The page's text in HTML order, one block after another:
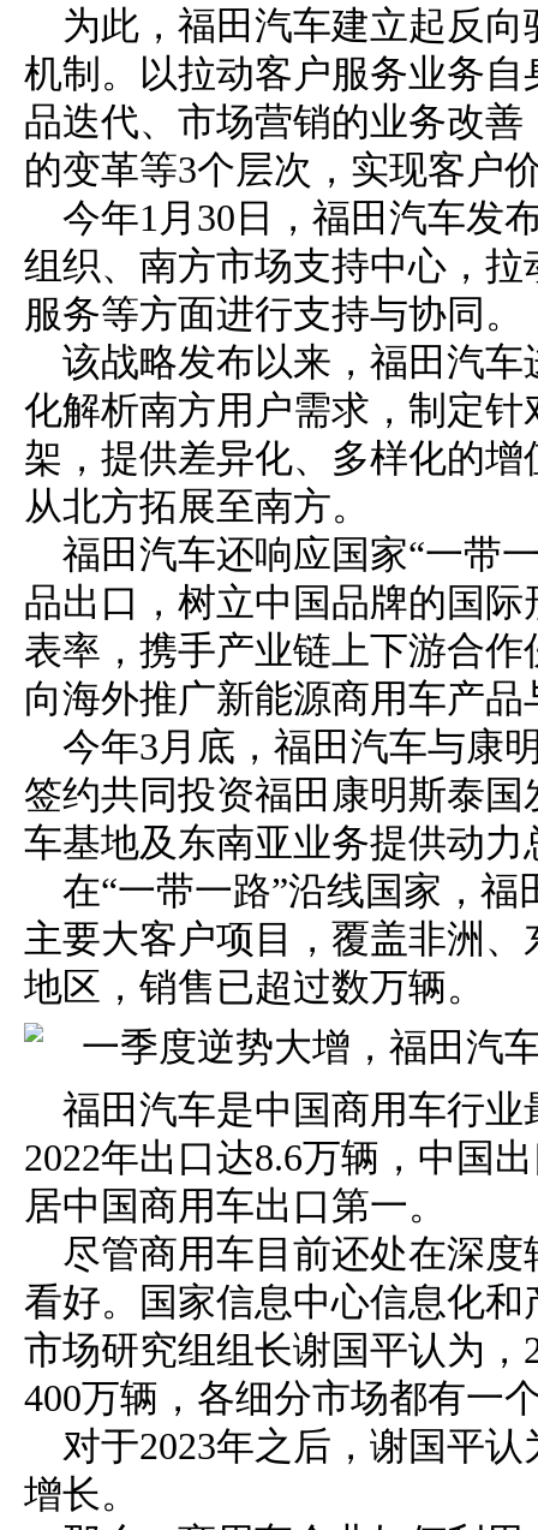
为此，福田汽车建立起反
机制。以拉动客户服务业务
品迭代、市场营销的业务改
的变革等3个层次，实现客户
今年1月30日，福田汽车发
组织、南方市场支持中心，
服务等方面进行支持与协同。
该战略发布以来，福田汽
化解析南方用户需求，制定
架，提供差异化、多样化的
从北方拓展至南方。
福田汽车还响应国家“一带
品出口，树立中国品牌的国
表率，携手产业链上下游合
向海外推广新能源商用车产品
今年3月底，福田汽车与康
签约共同投资福田康明斯泰
车基地及东南亚业务提供动力
在“一带一路”沿线国家，
主要大客户项目，覆盖非洲
地区，销售已超过数万辆。
福田汽车是中国商用车行
2022年出口达8.6万辆，中国
居中国商用车出口第一。
尽管商用车目前还处在深
看好。国家信息中心信息化
市场研究组组长谢国平认为
400万辆，各细分市场都有一
对于2023年之后，谢国平
增长。